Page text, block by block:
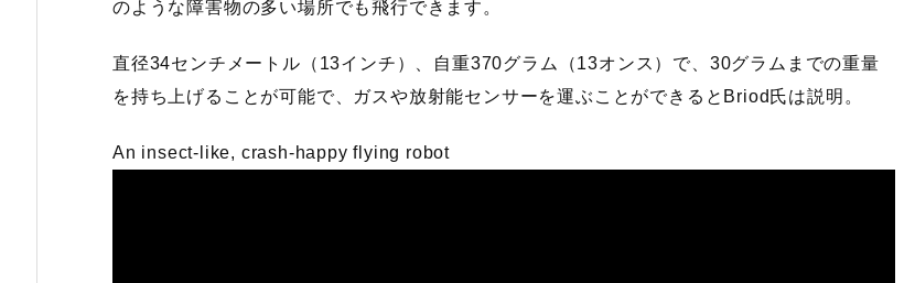
のような障害物の多い場所でも飛行できます。
直径34センチメートル（13インチ）、自重370グラム（13オンス）で、30グラムまでの重量
を持ち上げることが可能で、ガスや放射能センサーを運ぶことができるとBriod氏は説明。
An insect-like, crash-happy flying robot